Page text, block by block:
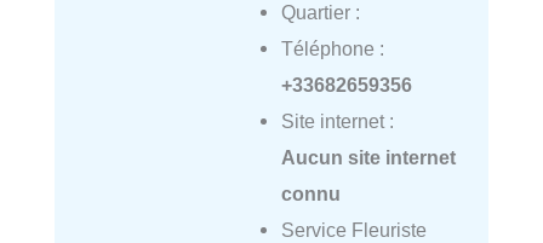
Quartier :
Téléphone :
+33682659356
Site internet :
Aucun site internet
connu
Service Fleuriste